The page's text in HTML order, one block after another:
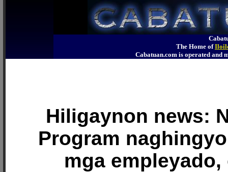
The Home of
Cabatuan.com is operated
Hiligaynon news:
Program
mga